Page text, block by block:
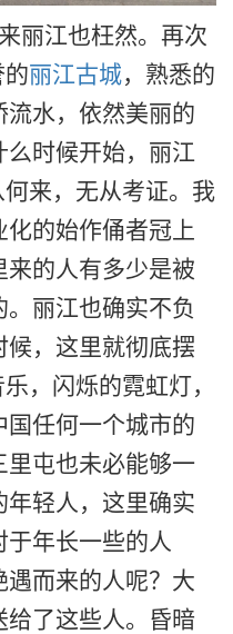
丽江也枉然。再次
的丽江古城，熟悉的
流水，依然美丽的
么时候开始，丽江
何来，无从考证。我
的始作俑者冠上
的人有多少是被
丽江也确实不负
候，这里就彻底摆
，闪烁的霓虹灯，
任何一个城市的
里屯也未必能够一
轻人，这里确实
年长一些的人
而来的人呢？大
给了这些人。昏暗